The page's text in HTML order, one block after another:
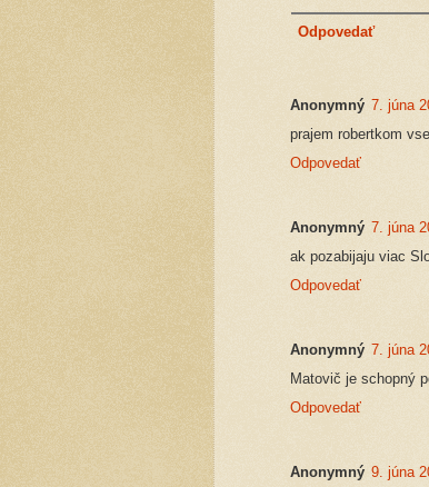
Odpovedať
Anonymný 7. júna
prajem robertkom
Odpovedať
Anonymný 7. júna
ak pozabijaju viac
Odpovedať
Anonymný 7. júna
Matovič je schopný
Odpovedať
Anonymný 9. júna